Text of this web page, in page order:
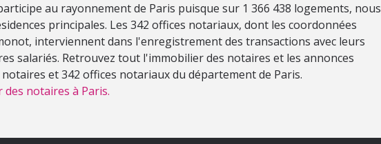
au rayonnement de Paris puisque sur 1 366 438 logements, nous
principales. Les 342 offices notariaux, dont les coordonnées
interviennent dans l'enregistrement des transactions avec leurs
salariés. Retrouvez tout l'immobilier des notaires et les annonces
et 342 offices notariaux du département de Paris.
des notaires à Paris.